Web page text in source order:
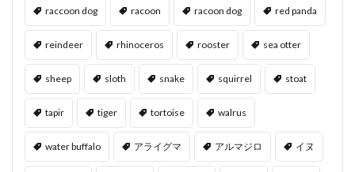
raccoon dog racoon racoon dog red panda
reindeer rhinoceros rooster sea otter
sheep sloth snake squirrel stoat
tapir tiger tortoise walrus
water buffalo アライグマ アルマジロ イヌ